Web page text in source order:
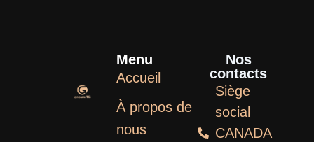
Menu
Accueil
À propos de
nous
Nos
contacts
Siège
social
CANADA